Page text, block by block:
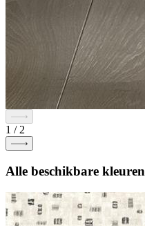
1 / 2
Alle beschikbare kleuren